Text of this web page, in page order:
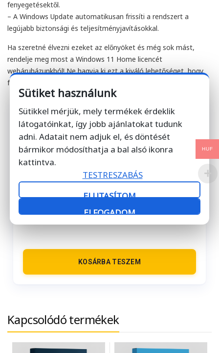
fenyegetésektől.
– A Windows Update automatikusan frissíti a rendszert a
legújabb biztonsági és teljesítményjavításokkal.
Ha szeretné élvezni ezeket az előnyöket és még sok mást,
rendelje meg most a Windows 11 Home licencét
webáruházunkból! Ne hagyja ki ezt a kiváló lehetőséget, hogy
frissítse operációs rendszerét a legújabb és legjobb verzióra!
Ne érje be kevesebbel!
Microsoft hivatalos partnerként 100%-ban eredeti, jogtiszta
szoftverlicenceket kínálunk, amelyek garantálják a
zökkenőmentes működést és a hosszú távú biztonságot. Tegye
meg az első lépést a hatékonyság és siker felé – rendeljen
Windows 11 Home
9 880Ft
KOSÁRBA TESZEM
Kapcsolódó termékek
HUF
Sütiket használunk
Sütikkel mérjük, mely termékek érdeklik
látogatóinkat, így jobb ajánlatokat tudunk
adni. Adatait nem adjuk el, és döntését
bármikor módosíthatja a bal alsó ikonra
kattintva.
TESTRESZABÁS
ELUTASÍTOM
ELFOGADOM